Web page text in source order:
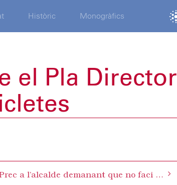
Històric Monogràfics
el Pla Director
Prec a l’alcalde demanant que no faci falses acusacions